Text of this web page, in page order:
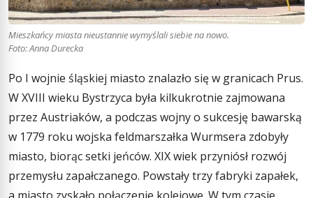
Mieszkańcy miasta nieustannie wymyślali siebie na nowo.
Foto: Anna Durecka
Po I wojnie śląskiej miasto znalazło się w granicach Prus.
W XVIII wieku Bystrzyca była kilkukrotnie zajmowana
przez Austriaków, a podczas wojny o sukcesję bawarską
w 1779 roku wojska feldmarszałka Wurmsera zdobyły
miasto, biorąc setki jeńców. XIX wiek przyniósł rozwój
przemysłu zapałczanego. Powstały trzy fabryki zapałek,